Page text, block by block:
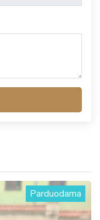
Parduodama